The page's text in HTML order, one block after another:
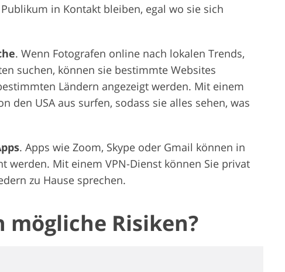
in Kontakt bleiben, egal wo sie sich
. Wenn Fotografen online nach lokalen Trends,
suchen, können sie bestimmte Websites
Ländern angezeigt werden. Mit einem
den USA aus surfen, sodass sie alles sehen, was
. Apps wie Zoom, Skype oder Gmail können in
werden. Mit einem VPN-Dienst können Sie privat
zu Hause sprechen.
Risiken?